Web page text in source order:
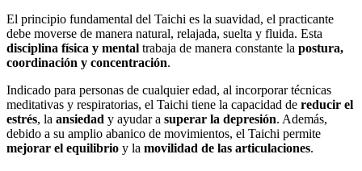
El principio fundamental del Taichi es la suavidad, el practicante
debe moverse de manera natural, relajada, suelta y fluida. Esta
disciplina física y mental trabaja de manera constante la postura,
coordinación y concentración.
Indicado para personas de cualquier edad, al incorporar técnicas
meditativas y respiratorias, el Taichi tiene la capacidad de reducir el
estrés, la ansiedad y ayudar a superar la depresión. Además,
debido a su amplio abanico de movimientos, el Taichi permite
mejorar el equilibrio y la movilidad de las articulaciones.